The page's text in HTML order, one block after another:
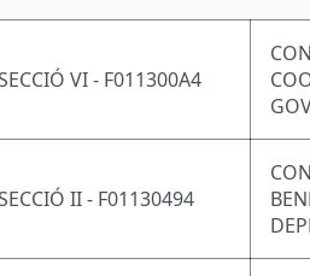
VI - F011300A4
II - F01130494